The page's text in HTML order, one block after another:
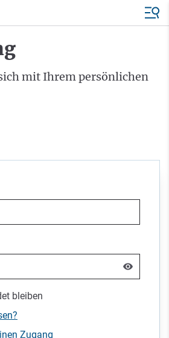
mit Ihrem persönlichen
bleiben
Zugang